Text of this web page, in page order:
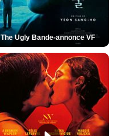
The Ugly Bande-annonce VF